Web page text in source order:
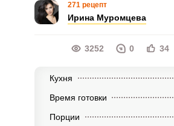
271 рецепт
Ирина Муромцева
3252 0 34
Кухня
Время готовки
Порции